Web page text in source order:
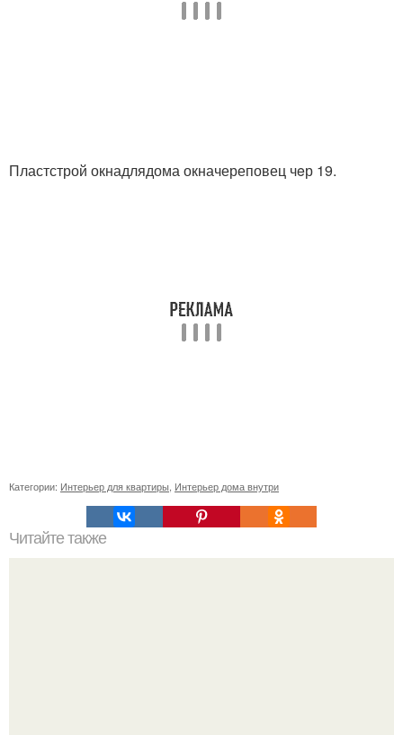
Пластстрой окнадлядома окначереповец чeр 19.
Категории: Интерьер для квартиры Интерьер дома внутри
Читайте также